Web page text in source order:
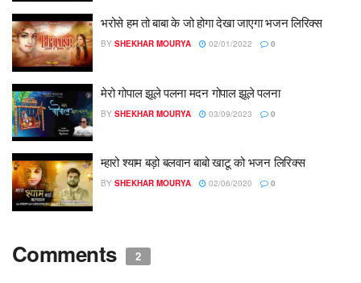
भरोसे हम तो बाबा के जो होगा देखा जाएगा भजन लिरिक्स
BY SHEKHAR MOURYA 02/01/2022 0
मेरो गोपाल झूले पलना मदन गोपाल झूले पलना
BY SHEKHAR MOURYA 03/09/2023 0
म्हारो श्याम बड़ो बलवान बाबो खाटू को भजन लिरिक्स
BY SHEKHAR MOURYA 02/06/2020 0
Comments 2